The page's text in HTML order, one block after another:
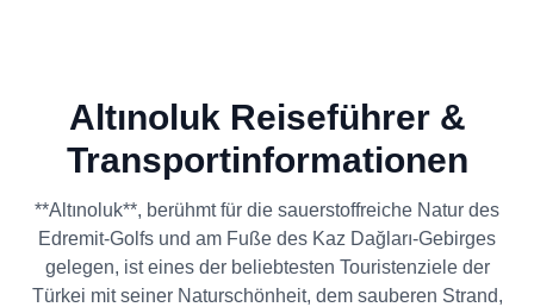
Altınoluk Reiseführer &
Transportinformationen
**Altınoluk**, berühmt für die sauerstoffreiche Natur des
Edremit-Golfs und am Fuße des Kaz Dağları-Gebirges
gelegen, ist eines der beliebtesten Touristenziele der
Türkei mit seiner Naturschönheit, dem sauberen Strand,